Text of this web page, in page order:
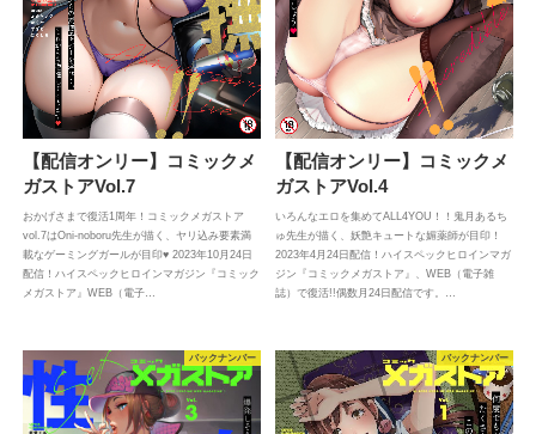
【配信オンリー】コミックメ
ガストアVol.7
おかげさまで復活1周年！コミックメガストア
vol.7はOni-noboru先生が描く、ヤリ込み要素満
載なゲーミングガールが目印♥ 2023年10月24日
配信！ハイスペックヒロインマガジン『コミック
メガストア』WEB（電子…
【配信オンリー】コミックメ
ガストアVol.4
いろんなエロを集めてALL4YOU！！鬼月あるち
ゅ先生が描く、妖艶キュートな媚薬師が目印！
2023年4月24日配信！ハイスペックヒロインマガ
ジン『コミックメガストア』、WEB（電子雑
誌）で復活!!偶数月24日配信です。…
バックナンバー バックナンバー